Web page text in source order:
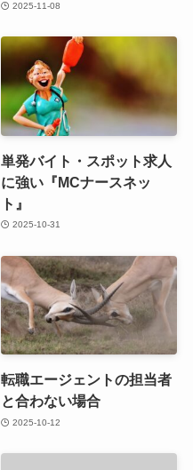
2025-11-08
単発バイト・スポット求人
に強い『MCナースネッ
ト』
2025-10-31
転職エージェントの担当者
と合わない場合
2025-10-12